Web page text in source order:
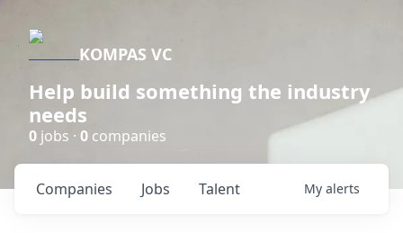
KOMPAS VC
Help build something the industry
needs
0 jobs · 0 companies
Jobs
Companies Talent My alerts